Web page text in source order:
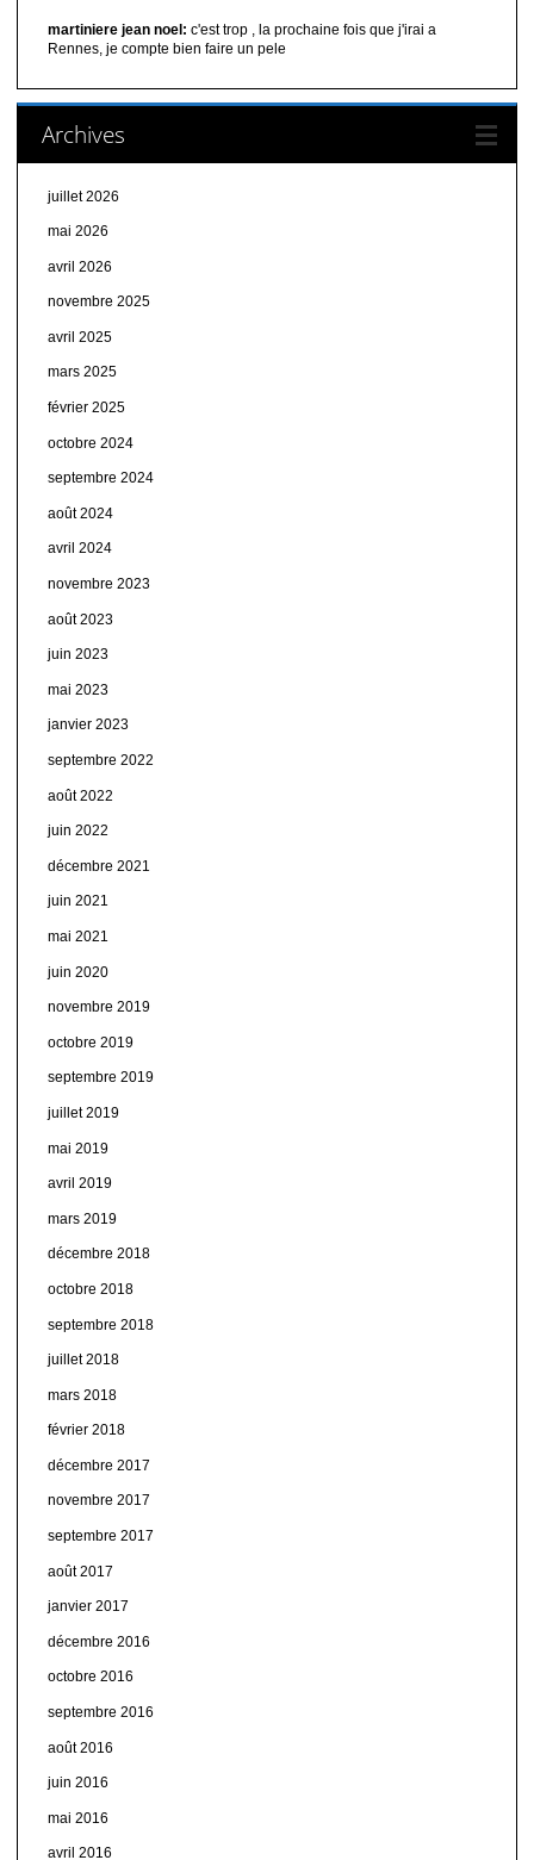
martiniere jean noel: c'est trop , la prochaine fois que j'irai a
Rennes, je compte bien faire un pele
Archives
juillet 2026
mai 2026
avril 2026
novembre 2025
avril 2025
mars 2025
février 2025
octobre 2024
septembre 2024
août 2024
avril 2024
novembre 2023
août 2023
juin 2023
mai 2023
janvier 2023
septembre 2022
août 2022
juin 2022
décembre 2021
juin 2021
mai 2021
juin 2020
novembre 2019
octobre 2019
septembre 2019
juillet 2019
mai 2019
avril 2019
mars 2019
décembre 2018
octobre 2018
septembre 2018
juillet 2018
mars 2018
février 2018
décembre 2017
novembre 2017
septembre 2017
août 2017
janvier 2017
décembre 2016
octobre 2016
septembre 2016
août 2016
juin 2016
mai 2016
avril 2016